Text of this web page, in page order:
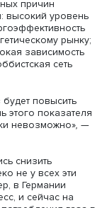
В дискуссии
сотрудник
экономики
и
причин
высокий
энергетическому
высокая
лоббистская